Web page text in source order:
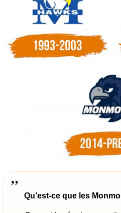
Qu’est-ce que les